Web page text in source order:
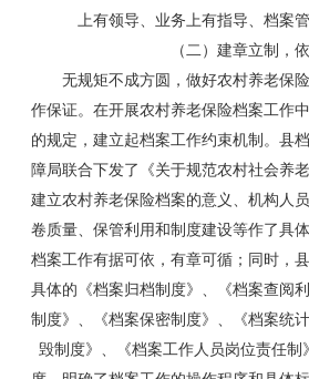
上有领导、业务上有指导、档案
（二）建章立制，依
无规矩不成方圆，做好农村养老保险
作保证。在开展农村养老保险档案工作
的规定，建立起档案工作约束机制。县
障局联合下发了《关于规范农村社会养
建立农村养老保险档案的意义、机构人
卷质量、保管利用和制度建设等作了具
档案工作有据可依，有章可循；同时，
具体的《档案归档制度》、《档案查阅
制度》、《档案保密制度》、《档案统
毁制度》、《档案工作人员岗位责任制